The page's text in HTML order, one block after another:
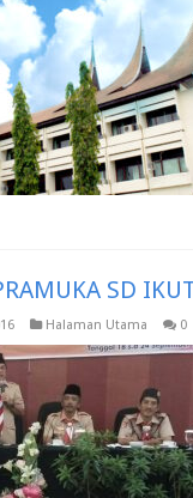
SD
Halaman Utama 0